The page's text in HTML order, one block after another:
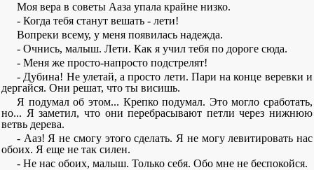
Моя вера в советы Ааза упала крайне низко.
- Когда тебя станут вешать - лети!
Вопреки всему, у меня появилась надежда.
- Очнись, малыш. Лети. Как я учил тебя по дороге сюда.
- Меня же просто-напросто подстрелят!
- Дубина! Не улетай, а просто лети. Пари на конце веревки и
дергайся. Они решат, что ты висишь.
Я подумал об этом... Крепко подумал. Это могло сработать,
но... Я заметил, что они перебрасывают петли через нижнюю
ветвь дерева.
- Ааз! Я не смогу этого сделать. Я не могу левитировать нас
обоих. Я еще не так силен.
- Не нас обоих, малыш. Только себя. Обо мне не беспокойся.